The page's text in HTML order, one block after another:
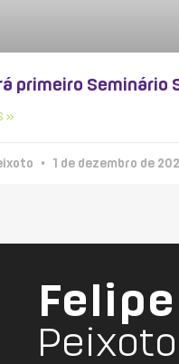
primeiro Seminário
»
1 de dezembro de
Felipe
Peixoto